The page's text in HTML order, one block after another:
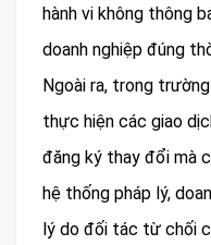
hành vi không thông
doanh nghiệp đúng
Ngoài ra, trong
thực hiện các giao
đăng ký thay đổi mà
hệ thống pháp lý,
lý do đối tác từ chối